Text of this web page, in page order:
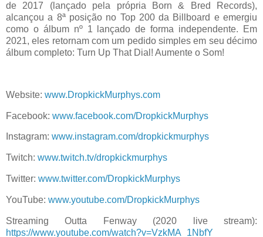
de 2017 (lançado pela própria Born & Bred Records),
alcançou a 8ª posição no Top 200 da Billboard e emergiu
como o álbum nº 1 lançado de forma independente. Em
2021, eles retornam com um pedido simples em seu décimo
álbum completo: Turn Up That Dial! Aumente o Som!
Website: www.DropkickMurphys.com
Facebook: www.facebook.com/DropkickMurphys
Instagram: www.instagram.com/dropkickmurphys
Twitch: www.twitch.tv/dropkickmurphys
Twitter: www.twitter.com/DropkickMurphys
YouTube: www.youtube.com/DropkickMurphys
Streaming Outta Fenway (2020 live stream):
https://www.youtube.com/watch?v=VzkMA_1NbfY